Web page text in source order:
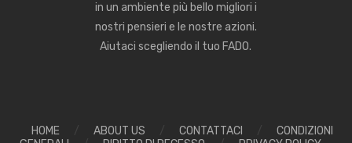
in un ambiente più bello migliori i
nostri pensieri e le nostre azioni.
Aiutaci scegliendo il tuo FADO.
HOME ABOUT US CONTATTACI
CONDIZIONI